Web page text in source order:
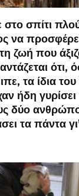
σπίτι
να
ζωή που
ότι,
τα ίδια του
ήδη γυρίσει
δύο
τα πάντα